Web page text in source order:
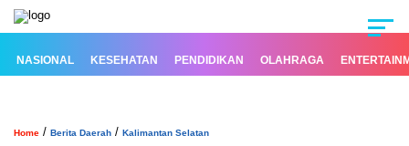
NASIONAL KESEHATAN PENDIDIKAN OLAHRAGA
Home / Berita Daerah / Kalimantan Selatan